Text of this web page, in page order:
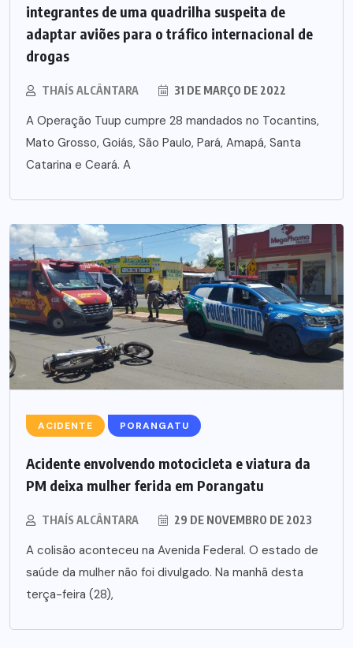
integrantes de uma quadrilha suspeita de
adaptar aviões para o tráfico internacional de
drogas
THAÍS ALCÂNTARA 31 DE MARÇO DE 2022
A Operação Tuup cumpre 28 mandados no Tocantins,
Mato Grosso, Goiás, São Paulo, Pará, Amapá, Santa
Catarina e Ceará. A
ACIDENTE PORANGATU
Acidente envolvendo motocicleta e viatura da
PM deixa mulher ferida em Porangatu
THAÍS ALCÂNTARA 29 DE NOVEMBRO DE 2023
A colisão aconteceu na Avenida Federal. O estado de
saúde da mulher não foi divulgado. Na manhã desta
terça-feira (28),